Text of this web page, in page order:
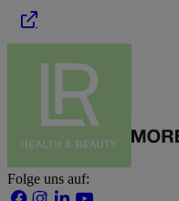
Folge uns auf: